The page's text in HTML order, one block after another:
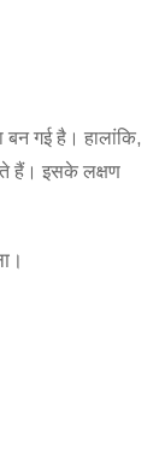
बन गई है। हालांकि,
हैं। इसके लक्षण